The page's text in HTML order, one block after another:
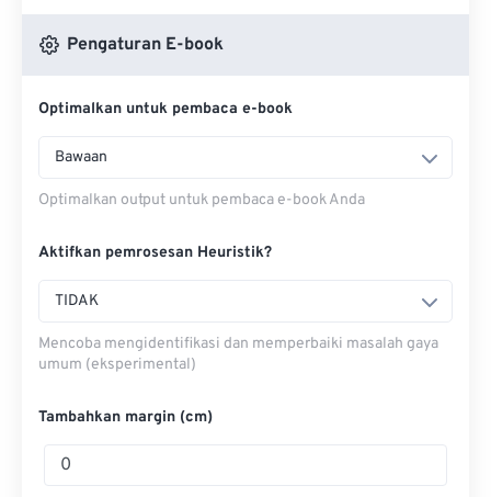
Pengaturan E-book
Optimalkan untuk pembaca e-book
Bawaan
Optimalkan output untuk pembaca e-book Anda
Aktifkan pemrosesan Heuristik?
TIDAK
Mencoba mengidentifikasi dan memperbaiki masalah gaya
umum (eksperimental)
Tambahkan margin (cm)